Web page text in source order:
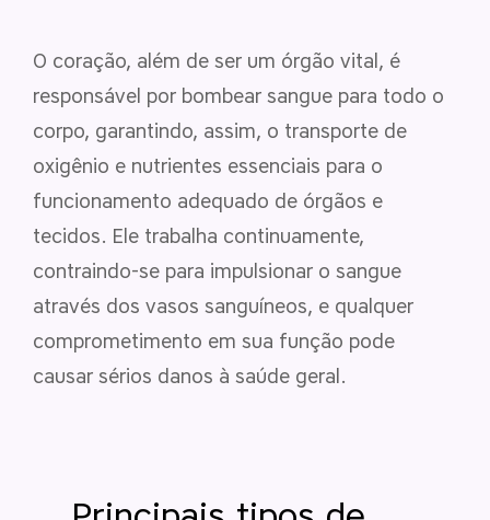
O coração, além de ser um órgão vital, é
responsável por bombear sangue para todo o
corpo, garantindo, assim, o transporte de
oxigênio e nutrientes essenciais para o
funcionamento adequado de órgãos e
tecidos. Ele trabalha continuamente,
contraindo-se para impulsionar o sangue
através dos vasos sanguíneos, e qualquer
comprometimento em sua função pode
causar sérios danos à saúde geral.